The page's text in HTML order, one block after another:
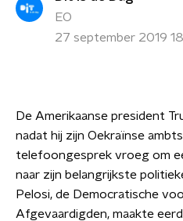
EO
27 september 2019
De Amerikaanse president
nadat hij zijn Oekraïnse
telefoongesprek vroeg om
naar zijn belangrijkste
Pelosi, de Democratische
Afgevaardigden, maakte